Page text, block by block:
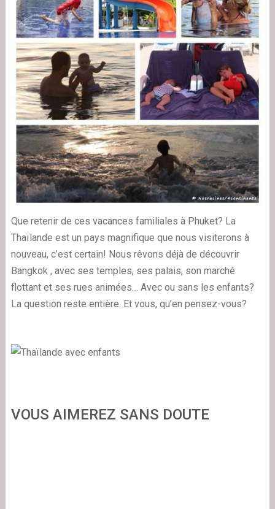
Que retenir de ces vacances familiales à Phuket? La
Thaïlande est un pays magnifique que nous visiterons à
nouveau, c’est certain! Nous rêvons déjà de découvrir
Bangkok , avec ses temples, ses palais, son marché
flottant et ses rues animées… Avec ou sans les enfants?
La question reste entière. Et vous, qu’en pensez-vous?
VOUS AIMEREZ SANS DOUTE